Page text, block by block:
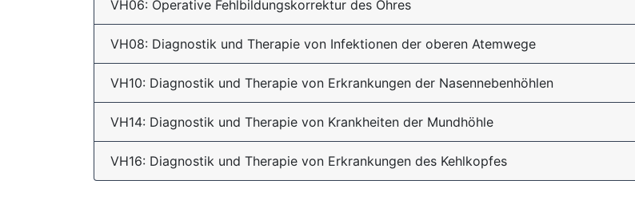
VH06: Operative Fehlbildungskorrektur des Ohres
VH08: Diagnostik und Therapie von Infektionen der oberen Atemwege
VH10: Diagnostik und Therapie von Erkrankungen der Nasennebenhöhlen
VH14: Diagnostik und Therapie von Krankheiten der Mundhöhle
VH16: Diagnostik und Therapie von Erkrankungen des Kehlkopfes